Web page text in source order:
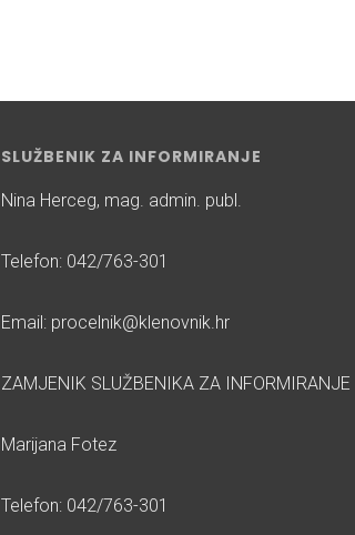
SLUŽBENIK ZA INFORMIRANJE
Nina Herceg, mag. admin. publ.
Telefon: 042/763-301
Email: procelnik@klenovnik.hr
ZAMJENIK SLUŽBENIKA ZA INFORMIRANJE
Marijana Fotez
Telefon: 042/763-301